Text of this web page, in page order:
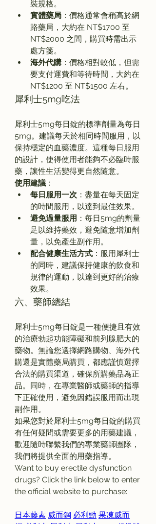
裝規格。
實體藥局 ：價格通常會稍高於網
路藥局，大約在 NT$1700 至
NT$2000 之間，購買時需出示
處方箋。
海外代購 ：價格相對較低，但需
要支付運費和等待時間，大約在
NT$1200 至 NT$1500 左右。
犀利士5mg吃法
犀利士5mg每日錠的標準劑量為每日
5mg。建議每天於相同時間服用，以
保持穩定的血藥濃度。這種每日服用
的設計，使得使用者能夠不必臨時服
藥，讓性生活變得更自然隨意。
使用建議 ：
每日服用一次 ：盡量在每天固定
的時間服用，以達到最佳效果。
避免過量服用 ：每日5mg的劑量
足以維持藥效，避免隨意增加劑
量，以免產生副作用。
配合健康生活方式 ：服用犀利士
的同時，建議保持健康的飲食和
規律的運動，以達到更好的治療
效果。
六、藥師總結
犀利士5mg每日錠是一種便捷且有效
的治療勃起功能障礙和前列腺肥大的
藥物。無論您選擇網路購物、海外代
購還是實體藥局購買，都應謹慎選擇
合法的購買渠道，確保所購藥品為正
品。同時，在專業醫師或藥師的指導
下正確使用，避免因錯誤服用而出現
副作用。
如果您對於犀利士5mg每日錠的購買
有任何疑問或需要更多的用藥建議，
歡迎隨時聯繫我們的專業藥師團隊，
我們將提供全面的用藥指導。
Want to buy erectile dysfunction
drugs? Click the link below to enter
the official website to purchase:
日本藤素 威而鋼 必利勁 果凍威而